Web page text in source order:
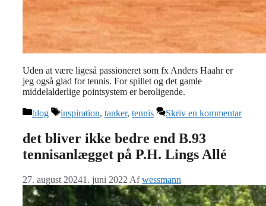
Uden at være ligeså passioneret som fx Anders Haahr er
jeg også glad for tennis. For spillet og det gamle
middelalderlige pointsystem er beroligende.
Kategorier
blog Tags
inspiration, tanker, tennis Skriv en kommentar
det bliver ikke bedre end B.93
tennisanlægget på P.H. Lings Allé
27. august 20241. juni 2022 Afwessmann